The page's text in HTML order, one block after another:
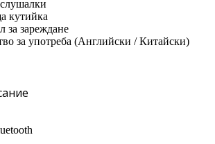
кутийка
за зареждане
за употреба (Английски / Китайски)